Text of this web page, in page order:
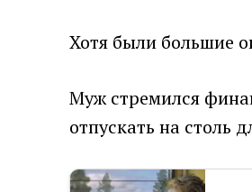
Хотя были большие
Муж стремился
отпускать на столь